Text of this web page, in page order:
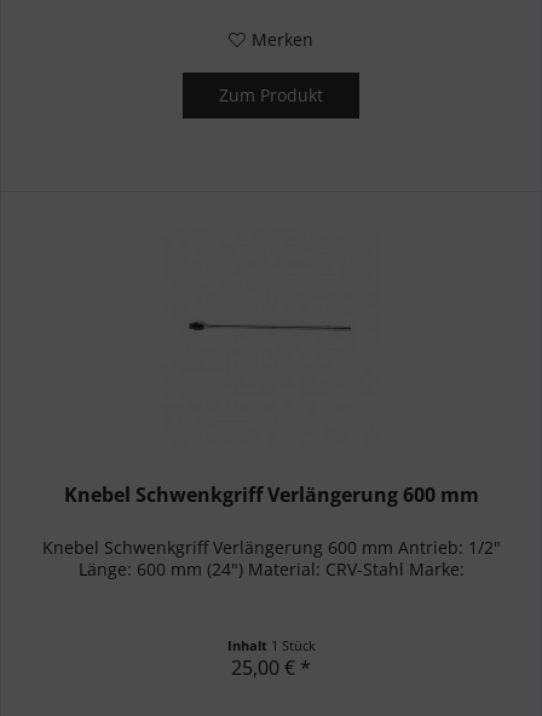
Merken
Zum Produkt
Knebel Schwenkgriff Verlängerung 600 mm
Knebel Schwenkgriff Verlängerung 600 mm Antrieb: 1/2"
Länge: 600 mm (24") Material: CRV-Stahl Marke:
Inhalt 1 Stück
25,00 € *